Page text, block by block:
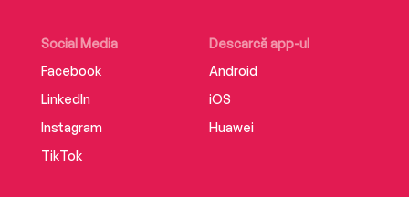
Social Media
Facebook
LinkedIn
Instagram
TikTok
Descarcă app-ul
Android
iOS
Huawei